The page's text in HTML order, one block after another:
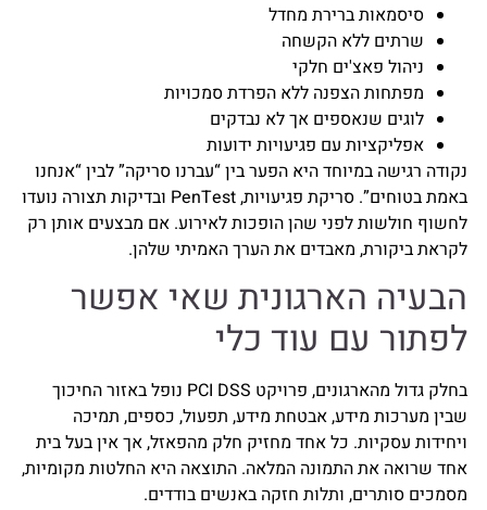
סיסמאות ברירת מחדל
שרתים ללא הקשחה
ניהול פאצ'ים חלקי
מפתחות הצפנה ללא הפרדת סמכויות
לוגים שנאספים אך לא נבדקים
אפליקציות עם פגיעויות ידועות
נקודה רגישה במיוחד היא הפער בין “עברנו סריקה” לבין “אנחנו
באמת בטוחים”. סריקת פגיעויות, PenTest ובדיקות תצורה נועדו
לחשוף חולשות לפני שהן הופכות לאירוע. אם מבצעים אותן רק
לקראת ביקורת, מאבדים את הערך האמיתי שלהן.
הבעיה הארגונית שאי אפשר
לפתור עם עוד כלי
בחלק גדול מהארגונים, פרויקט PCI DSS נופל באזור החיכוך
שבין מערכות מידע, אבטחת מידע, תפעול, כספים, תמיכה
ויחידות עסקיות. כל אחד מחזיק חלק מהפאזל, אך אין בעל בית
אחד שרואה את התמונה המלאה. התוצאה היא החלטות מקומיות,
מסמכים סותרים, ותלות חזקה באנשים בודדים.